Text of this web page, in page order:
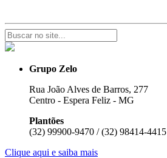
Grupo Zelo
Rua João Alves de Barros, 277
Centro - Espera Feliz - MG
Plantões
(32) 99900-9470 / (32) 98414-4415
Clique aqui e saiba mais